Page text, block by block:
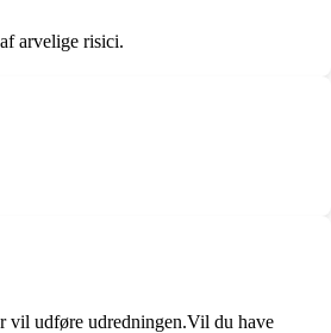
arvelige risici.
vil udføre udredningen.Vil du have